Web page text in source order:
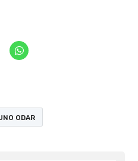
ODAR